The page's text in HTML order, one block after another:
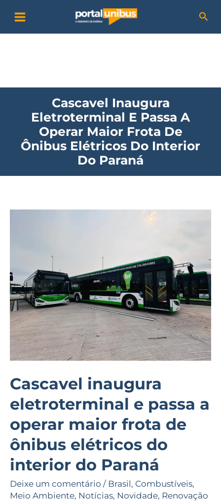
para
o
Cascavel Inaugura
Eletroterminal E Passa A
Operar Maior Frota De
Ônibus Elétricos Do Interior
Do Paraná
Cascavel inaugura
eletroterminal e passa a
operar maior frota de
ônibus elétricos do
interior do Paraná
Deixe um comentário / Brasil, Combustíveis,
Meio Ambiente, Notícias, Novidade, Renovação
passa
a
operar
maior
frota
de
ônibus
do
interior
Paraná